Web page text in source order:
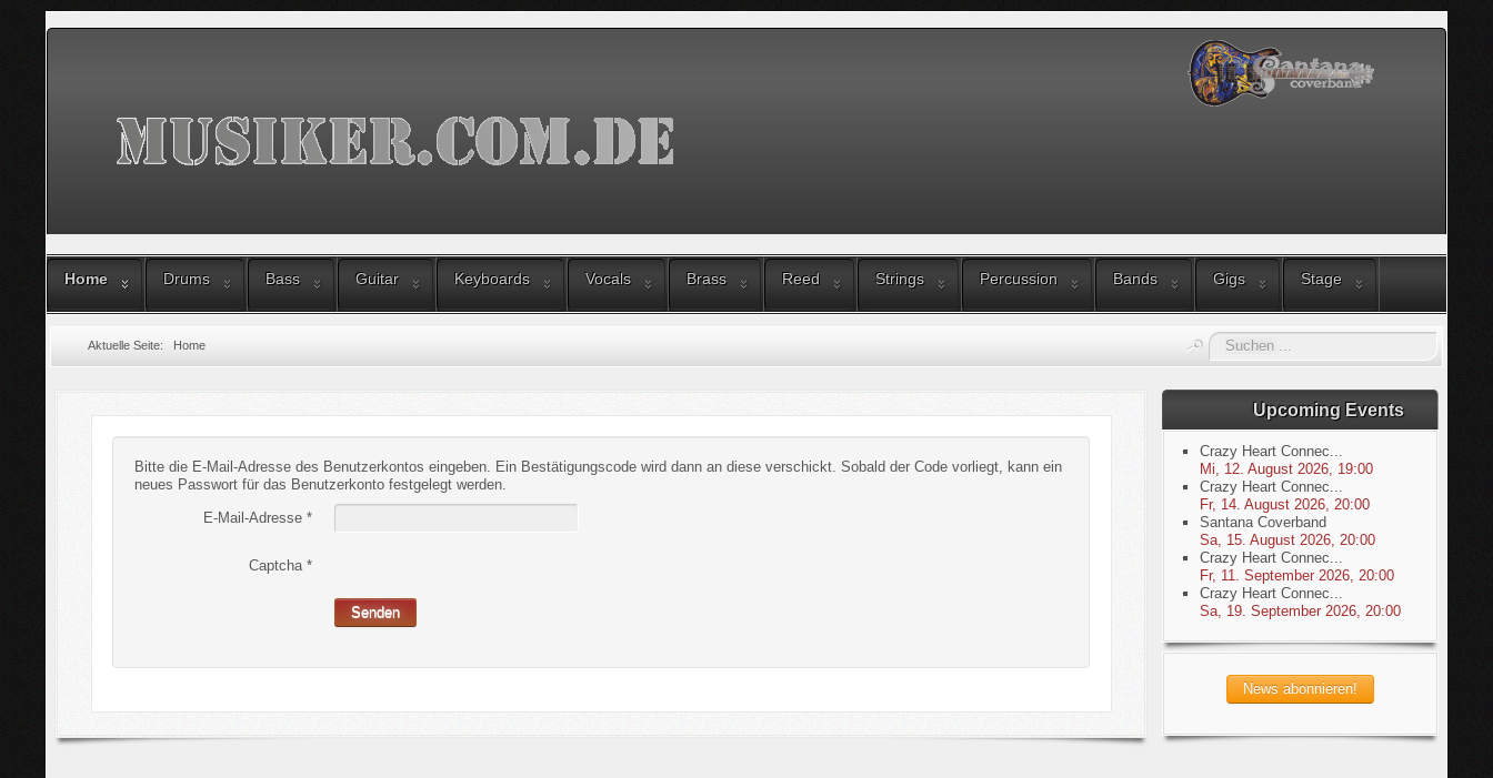
Home Drums Bass Guitar Keyboards Vocals Brass Reed Strings Percussion Bands Gigs Stage
Aktuelle Seite: Home
Suchen
...
Bitte die E-Mail-Adresse des Benutzerkontos eingeben. Ein Bestätigungscode wird dann an diese verschickt. Sobald der Code vorliegt, kann ein
neues Passwort für das Benutzerkonto festgelegt werden.
E-Mail-Adresse*
Captcha*
Senden
Upcoming Events
Crazy Heart Connec...
Mi, 12. August 2026 19:00
Crazy Heart Connec...
Fr, 14. August 2026 20:00
Santana Coverband
Sa, 15. August 2026 20:00
Crazy Heart Connec...
Fr, 11. September 2026 20:00
Crazy Heart Connec...
Sa, 19. September 2026 20:00